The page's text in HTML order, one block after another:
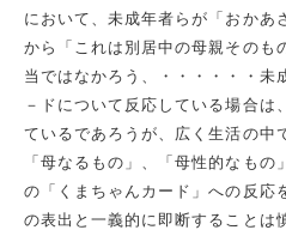
において、未成年者らが「おかあ
から「これは別居中の母親そのも
当ではなかろう、・・・・・・未
－ドについて反応している場合は
ているであろうが、広く生活の中
「母なるもの」、「母性的なも
の「くまちゃんカード」への反応
の表出と一義的に即断することは